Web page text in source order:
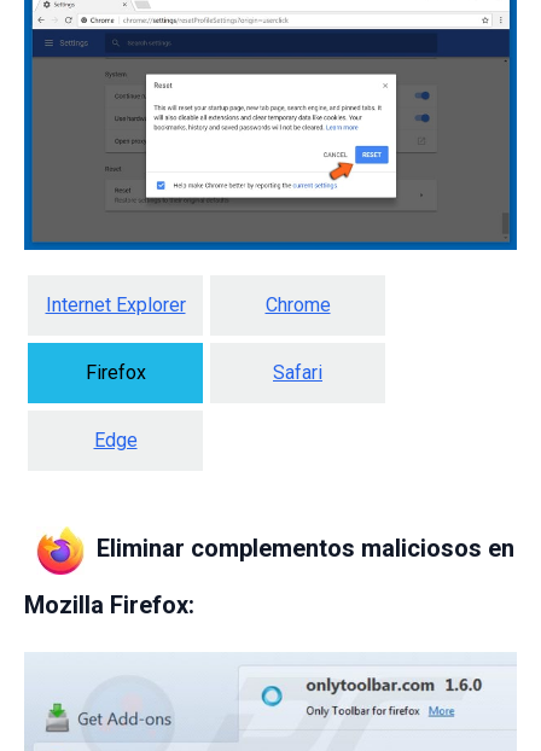
Internet Explorer Chrome
Firefox Safari
Edge
Eliminar complementos maliciosos en
Mozilla Firefox: